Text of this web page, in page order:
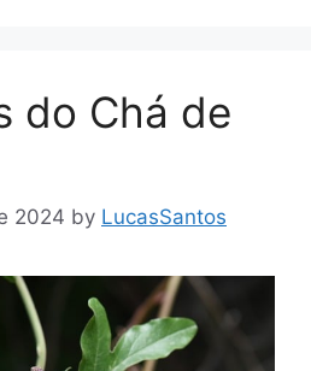
do Chá de
2024 by LucasSantos